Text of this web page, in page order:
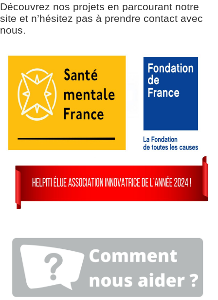
Découvrez nos projets en parcourant notre
site et n’hésitez pas à prendre contact avec
nous.